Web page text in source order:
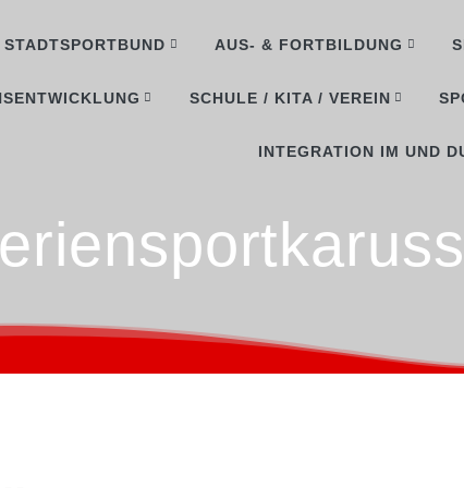
STADTSPORTBUND AUS- & FORTBILDUNG
SCHULE / KITA / VEREIN
INTEGRATION IM UND